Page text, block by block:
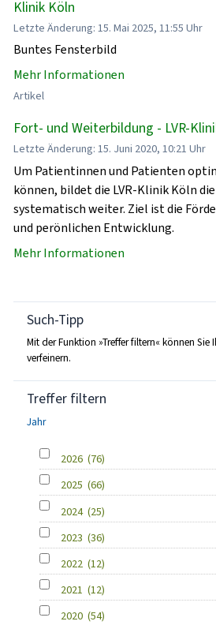
Klinik Köln
Letzte Änderung: 15. Mai 2025, 11:55 Uhr
Buntes Fensterbild
Mehr Informationen
Artikel
Fort- und Weiterbildung - LVR-
Letzte Änderung: 15. Juni 2020, 10:21 Uhr
Um Patientinnen und Patienten
können, bildet die LVR-Klinik Köln
systematisch weiter. Ziel ist die
und perönlichen Entwicklung.
Mehr Informationen
Such-Tipp
Mit der Funktion »Treffer filtern« können Sie
verfeinern.
Treffer filtern
Jahr
2026 (76)
2025 (66)
2024 (25)
2023 (36)
2022 (12)
2021 (12)
2020 (54)